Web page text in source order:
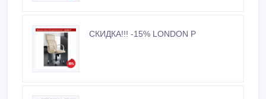
СКИДКА!!! -15% LONDON P